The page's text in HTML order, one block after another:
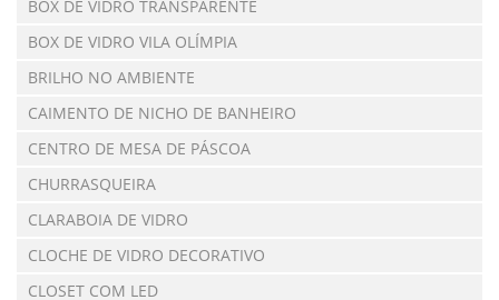
BOX DE VIDRO TRANSPARENTE
BOX DE VIDRO VILA OLÍMPIA
BRILHO NO AMBIENTE
CAIMENTO DE NICHO DE BANHEIRO
CENTRO DE MESA DE PÁSCOA
CHURRASQUEIRA
CLARABOIA DE VIDRO
CLOCHE DE VIDRO DECORATIVO
CLOSET COM LED